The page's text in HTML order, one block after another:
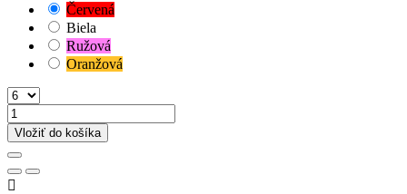
Červená
Biela
Ružová
Oranžová
Vložiť do košíka
